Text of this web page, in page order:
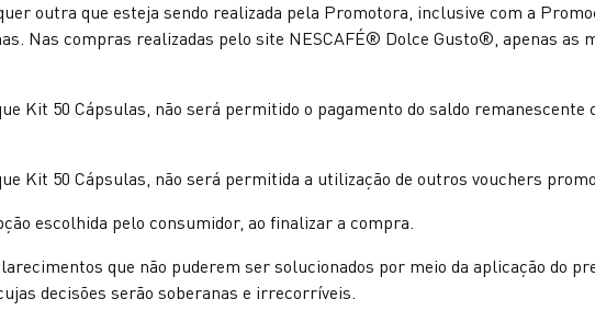
outra que esteja sendo realizada pela Promotora, inclusive com a
Nas compras realizadas pelo site NESCAFÉ® Dolce Gusto®, apenas as
Kit 50 Cápsulas, não será permitido o pagamento do saldo
Kit 50 Cápsulas, não será permitida a utilização de outros vouchers
escolhida pelo consumidor, ao finalizar a compra.
que não puderem ser solucionados por meio da aplicação do
decisões serão soberanas e irrecorríveis.